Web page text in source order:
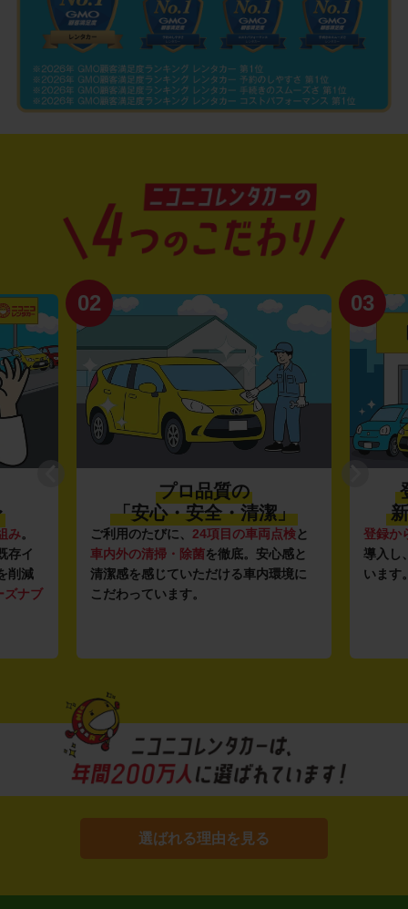
み。
存イ
削減
ズナブ
02
プロ品質の
「安心・安全・清潔」
ご利用のたびに、 24項目の車両点検と
車内外の清掃・除菌を徹底。安心感と
清潔感を感じていただける車内環境に
こだわっています。
03
登録か
導入し
います
選ばれる理由を見る